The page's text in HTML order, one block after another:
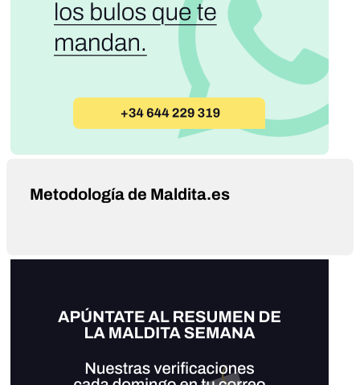
Metodología de Maldita.es